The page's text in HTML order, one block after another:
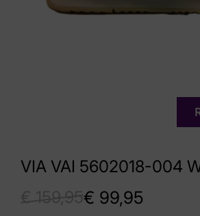
VIA VAI 5602018-004
€ 99,95